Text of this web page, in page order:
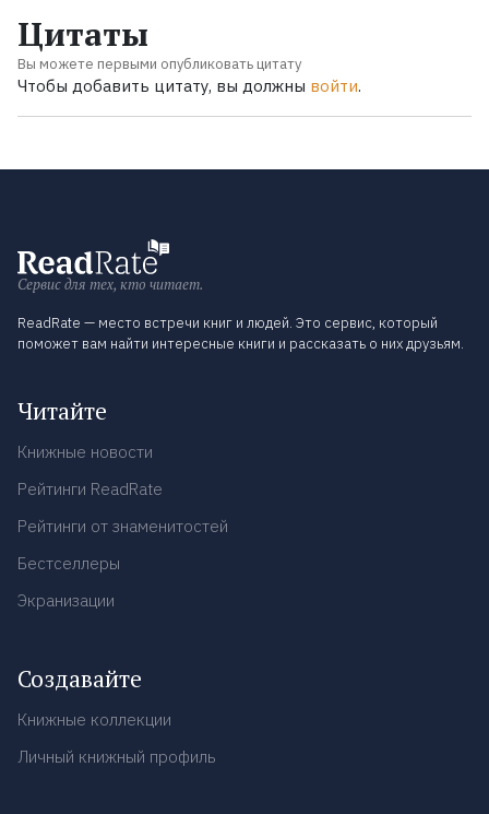
Цитаты
Вы можете первыми опубликовать цитату
Чтобы добавить цитату, вы должны войти.
Сервис для тех, кто читает.
ReadRate — место встречи книг и людей. Это сервис, который
поможет вам найти интересные книги и рассказать о них друзьям.
Читайте
Книжные новости
Рейтинги ReadRate
Рейтинги от знаменитостей
Бестселлеры
Экранизации
Создавайте
Книжные коллекции
Личный книжный профиль